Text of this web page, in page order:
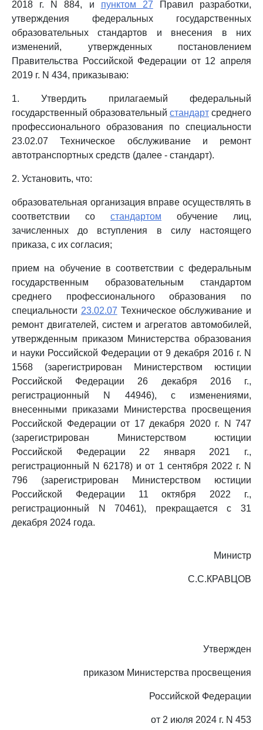
2018 г. N 884, и пунктом 27 Правил разработки,
утверждения федеральных государственных
образовательных стандартов и внесения в них
изменений, утвержденных постановлением
Правительства Российской Федерации от 12 апреля
2019 г. N 434, приказываю:
1. Утвердить прилагаемый федеральный
государственный образовательный стандарт среднего
профессионального образования по специальности
23.02.07 Техническое обслуживание и ремонт
автотранспортных средств (далее - стандарт).
2. Установить, что:
образовательная организация вправе осуществлять в
соответствии со стандартом обучение лиц,
зачисленных до вступления в силу настоящего
приказа, с их согласия;
прием на обучение в соответствии с федеральным
государственным образовательным стандартом
среднего профессионального образования по
специальности 23.02.07 Техническое обслуживание и
ремонт двигателей, систем и агрегатов автомобилей,
утвержденным приказом Министерства образования
и науки Российской Федерации от 9 декабря 2016 г. N
1568 (зарегистрирован Министерством юстиции
Российской Федерации 26 декабря 2016 г.,
регистрационный N 44946), с изменениями,
внесенными приказами Министерства просвещения
Российской Федерации от 17 декабря 2020 г. N 747
(зарегистрирован Министерством юстиции
Российской Федерации 22 января 2021 г.,
регистрационный N 62178) и от 1 сентября 2022 г. N
796 (зарегистрирован Министерством юстиции
Российской Федерации 11 октября 2022 г.,
регистрационный N 70461), прекращается с 31
декабря 2024 года.
Министр
С.С.КРАВЦОВ
Утвержден
приказом Министерства просвещения
Российской Федерации
от 2 июля 2024 г. N 453